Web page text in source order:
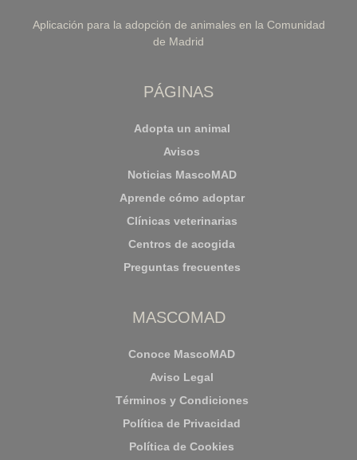
Aplicación para la adopción de animales en la Comunidad
de Madrid
PÁGINAS
Adopta un animal
Avisos
Noticias MascoMAD
Aprende cómo adoptar
Clínicas veterinarias
Centros de acogida
Preguntas frecuentes
MASCOMAD
Conoce MascoMAD
Aviso Legal
Términos y Condiciones
Política de Privacidad
Política de Cookies